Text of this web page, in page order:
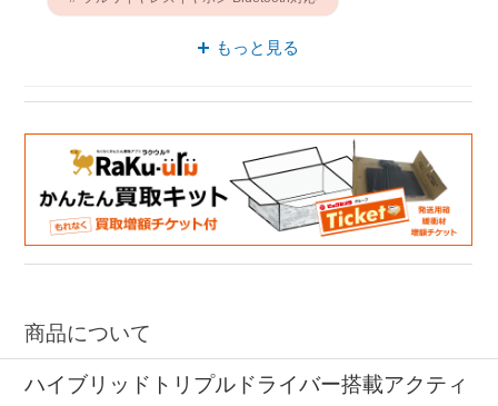
フルワイヤレスイヤホン 左右分離
フルワイヤレスイヤホン ノイズキャンセリング対応
フルワイヤレスイヤホン IPX5
もっと見る
商品について
ハイブリッドトリプルドライバー搭載アクティ